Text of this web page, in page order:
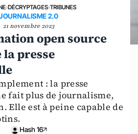
›DÉCRYPTAGES›TRIBUNES
2.0
21 novembre 2023
open source
presse
: la presse
fait plus de journalisme,
Elle est à peine capable de
Hash 16